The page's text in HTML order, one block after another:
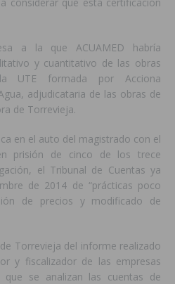
a la que ACUAMED habría
y cuantitativo de las obras
UTE formada por Acciona
adjudicataria de las obras de
de Torrevieja.
en el auto del magistrado con el
prisión de cinco de los trece
el Tribunal de Cuentas ya
de 2014 de “prácticas poco
de precios y modificado de
Torrevieja del informe realizado
y fiscalizador de las empresas
se analizan las cuentas de